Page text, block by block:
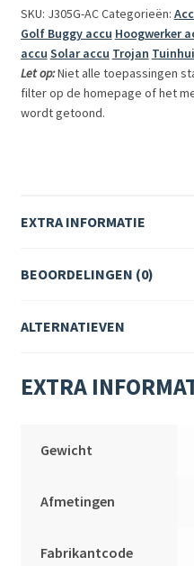
SKU: J305G-ACCategorieën:
Golf Buggy accu Hoogwerker
accu Solar accu Trojan
Let op:Niet alle toepassingen
filter op de homepage of het
wordt getoond.
EXTRA INFORMATIE
BEOORDELINGEN (0)
ALTERNATIEVEN
EXTRA
Gewicht
Afmetingen
Fabrikantcode